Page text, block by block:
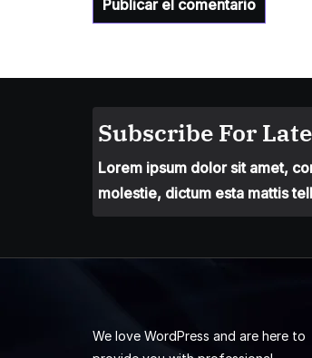
Subscribe For
Lorem ipsum dolor sit amet,
molestie, dictum esta mattis
We love WordPress and are here to